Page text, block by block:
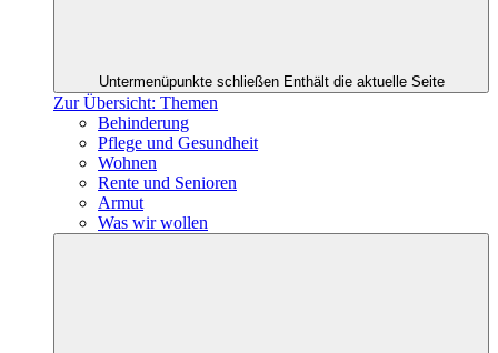
Untermenüpunkte schließen Enthält die aktuelle Seite
Zur Übersicht: Themen
Behinderung
Pflege und Gesundheit
Wohnen
Rente und Senioren
Armut
Was wir wollen